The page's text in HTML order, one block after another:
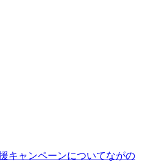
キャンペーンについてながの